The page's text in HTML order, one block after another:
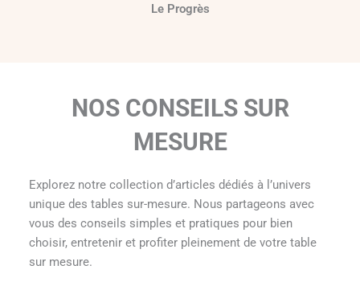
Le Progrès
NOS CONSEILS SUR
MESURE
Explorez notre collection d’articles dédiés à l’univers
unique des tables sur-mesure. Nous partageons avec
vous des conseils simples et pratiques pour bien
choisir, entretenir et profiter pleinement de votre table
sur mesure.